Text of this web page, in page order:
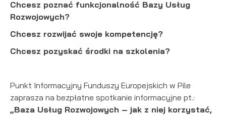
Chcesz poznać funkcjonalność Bazy Usług
Rozwojowych?
Chcesz rozwijać swoje kompetencję?
Chcesz pozyskać środki na szkolenia?
Punkt Informacyjny Funduszy Europejskich w Pile
zaprasza na bezpłatne spotkanie informacyjne pt.:
„Baza Usług Rozwojowych – jak z niej korzystać,
internetowej. Treści promocyjne mogą pojawić się na stronach
podmiotów trzecich lub firm będących naszymi partnerami
oraz innych dostawców usług. Firmy te działają w charakterze
pośredników prezentujących nasze treści w postaci